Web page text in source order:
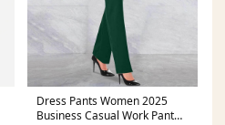
Dress Pants Women 2025
Business Casual Work Pant